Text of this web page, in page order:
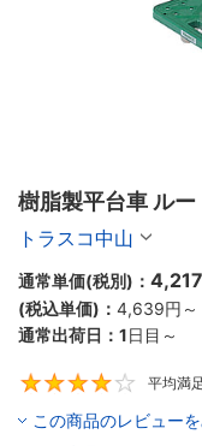
樹脂製平台車 ルー
トラスコ中山
通常単価(税別)： 4,217
(税込単価)： 4,639円 ～
通常出荷日： 1日目～
平均満
この商品のレビューを